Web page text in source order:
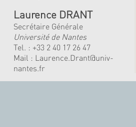
Laurence DRANT
Secrétaire Générale
Université de Nantes
Tel. : +33 2 40 17 26 47
Mail : Laurence.Drant@univ-
nantes.fr